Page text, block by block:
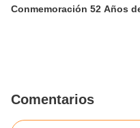
Conmemoración 52 Años
Comentarios